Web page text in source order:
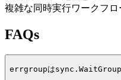
複雑な同時実行ワークフロ
FAQs
errgroupはsync.WaitGroup